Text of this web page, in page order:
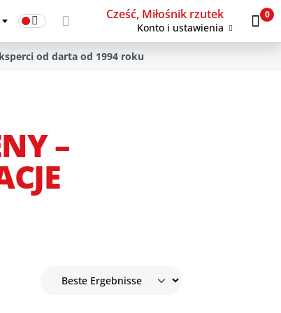
Cześć, Miłośnik rzutek
Konto i ustawienia
0
od darta od 1994 roku
–